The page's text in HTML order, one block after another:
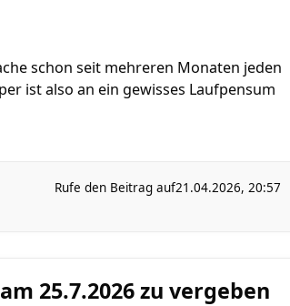
schon seit mehreren Monaten jeden
ist also an ein gewisses Laufpensum
21.04.2026, 20:57
Rufe den Beitrag auf
25.7.2026 zu vergeben